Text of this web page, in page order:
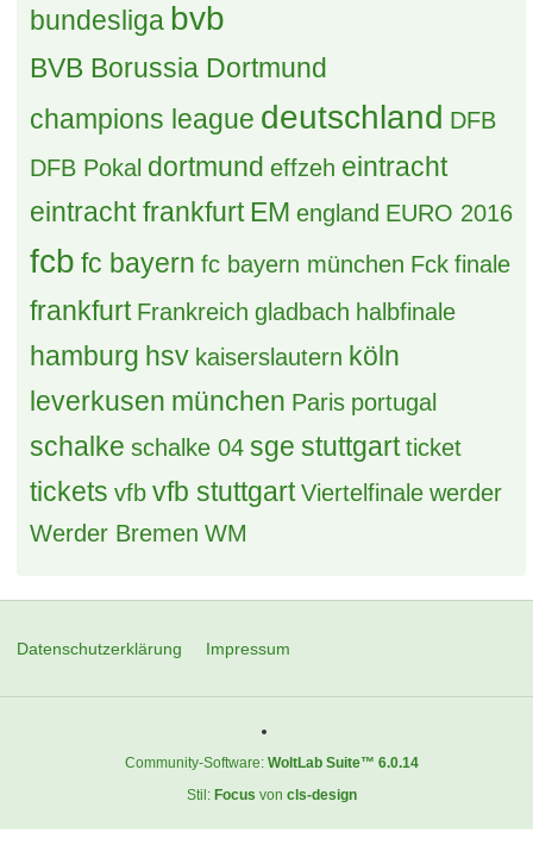
bundesliga bvb
BVB Borussia Dortmund
champions league deutschland DFB
DFB Pokal dortmund effzeh eintracht
eintracht frankfurt EM england EURO 2016
fcb fc bayern fc bayern münchen Fck finale
frankfurt Frankreich gladbach halbfinale
hamburg hsv kaiserslautern köln
leverkusen münchen Paris portugal
schalke schalke 04 sge stuttgart ticket
tickets vfb vfb stuttgart Viertelfinale werder
Werder Bremen WM
Datenschutzerklärung Impressum
Community-Software: WoltLab Suite™ 6.0.14
Stil: Focus von cls-design